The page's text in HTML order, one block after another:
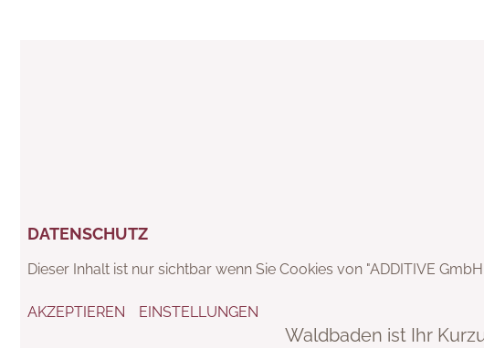
Waldbaden ist Ihr
DATENSCHUTZ
Dieser Inhalt ist nur sichtbar wenn Sie Cookies von "Dialogshift
AKZEPTIEREN EINSTELLUNGEN
DATENSCHUTZ
Dieser Inhalt ist nur sichtbar wenn Sie Cookies von "ADDITIVE
AKZEPTIEREN EINSTELLUNGEN